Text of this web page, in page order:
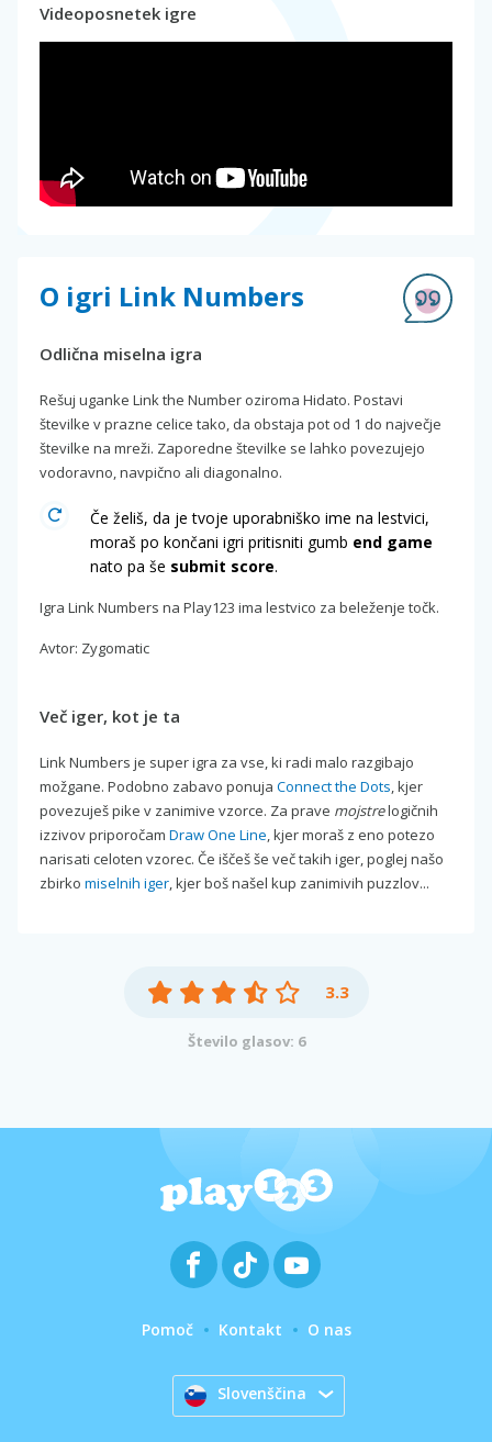
Videoposnetek igre
O igri Link Numbers
Odlična miselna igra
Rešuj uganke Link the Number oziroma Hidato. Postavi
številke v prazne celice tako, da obstaja pot od 1 do največje
številke na mreži. Zaporedne številke se lahko povezujejo
vodoravno, navpično ali diagonalno.
Če želiš, da je tvoje uporabniško ime na lestvici,
moraš po končani igri pritisniti gumb end game
nato pa še submit score.
Igra Link Numbers na Play123 ima lestvico za beleženje točk.
Avtor: Zygomatic
Več iger, kot je ta
Link Numbers je super igra za vse, ki radi malo razgibajo
možgane. Podobno zabavo ponuja Connect the Dots, kjer
povezuješ pike v zanimive vzorce. Za prave mojstrelogičnih
izzivov priporočam Draw One Line, kjer moraš z eno potezo
narisati celoten vzorec. Če iščeš še več takih iger, poglej našo
zbirko miselnih iger, kjer boš našel kup zanimivih puzzlov...
3.3
Število glasov: 6
Pomoč Kontakt O nas
Slovenščina